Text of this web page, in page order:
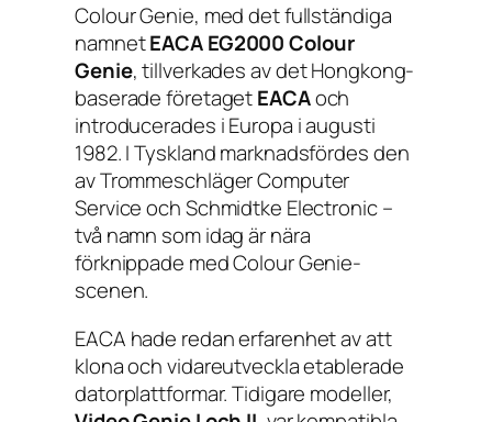
Colour Genie, med det fullständiga
namnetEACA EG2000 Colour
Genie, tillverkades av det Hongkong-
baserade företagetEACAoch
introducerades i Europa i augusti
1982. I Tyskland marknadsfördes den
av Trommeschläger Computer
Service och Schmidtke Electronic –
två namn som idag är nära
förknippade med Colour Genie-
scenen.
EACA hade redan erfarenhet av att
klona och vidareutveckla etablerade
datorplattformar. Tidigare modeller,